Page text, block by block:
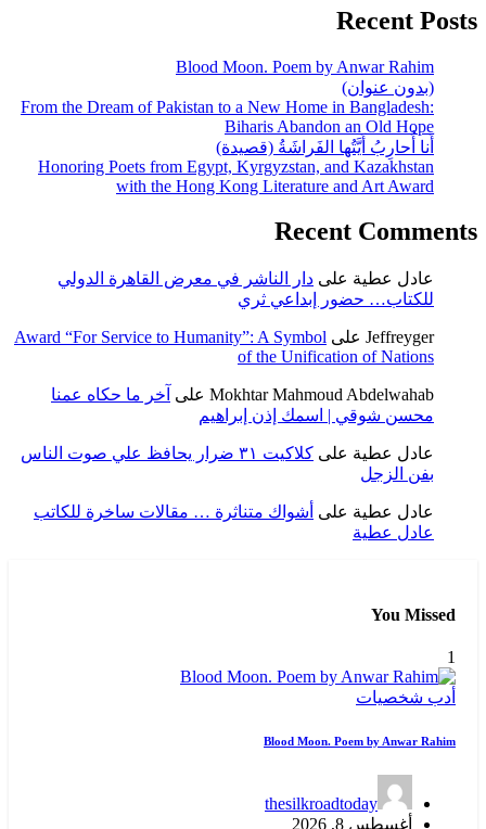
Recent Posts
Blood Moon. Poem by Anwar Rahim
(بدون عنوان)
From the Dream of Pakistan to a New Home in Bangladesh:
Biharis Abandon an Old Hope
أَنا أُحارِبُ أَيَّتُها الفَراشَةُ (قصيدة)
Honoring Poets from Egypt, Kyrgyzstan, and Kazakhstan
with the Hong Kong Literature and Art Award
Recent Comments
عادل عطية على دار الناشر في معرض القاهرة الدولي
للكتاب… حضور إبداعي ثري
Jeffreyger على Award “For Service to Humanity”: A Symbol
of the Unification of Nations
Mokhtar Mahmoud Abdelwahab على آخر ما حكاه عمنا
محسن شوقي | اسمك إذن إبراهيم
عادل عطية على
كلاكيت ٣١ ضرار يحافظ علي صوت الناس
بفن الزجل
عادل عطية على أشواك متناثرة … مقالات ساخرة للكاتب
عادل عطية
You Missed
1
أدب شخصيات
Blood Moon. Poem by Anwar Rahim
thesilkroadtoday
أغسطس 8, 2026